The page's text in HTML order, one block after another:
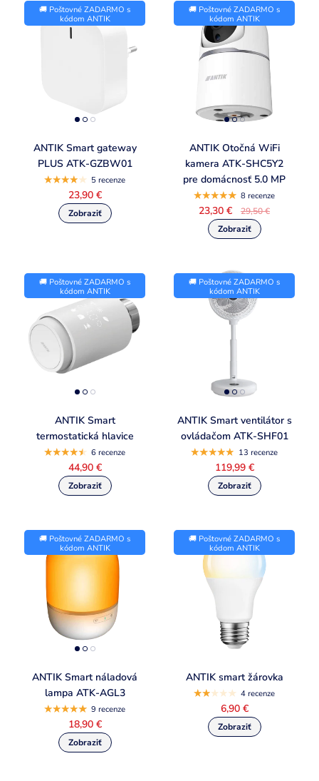
🚚 Poštovné ZADARMO s
kódom ANTIK
ANTIK Smart gateway
PLUS ATK-GZBW01
5 recenze
23,90 €
🚚 Poštovné ZADARMO s
kódom ANTIK
ANTIK Otočná WiFi
kamera ATK-SHC5Y2
pre domácnosť 5.0 MP
8 recenze
23,30 € 29,50 €
🚚 Poštovné ZADARMO s
kódom ANTIK
ANTIK Smart
termostatická hlavice
6 recenze
44,90 €
🚚 Poštovné ZADARMO s
kódom ANTIK
ANTIK Smart ventilátor s
ovládačom ATK-SHF01
13 recenze
119,99 €
🚚 Poštovné ZADARMO s
kódom ANTIK
ANTIK Smart náladová
lampa ATK-AGL3
9 recenze
18,90 €
🚚 Poštovné ZADARMO s
kódom ANTIK
ANTIK smart žárovka
4 recenze
6,90 €